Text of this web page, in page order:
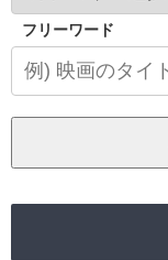
フリーワード